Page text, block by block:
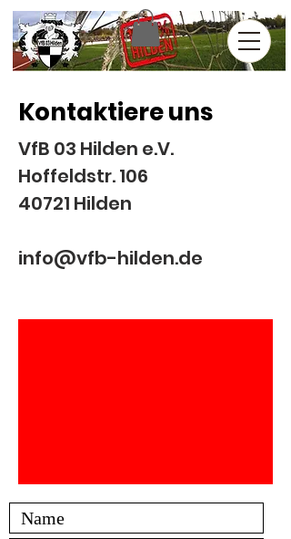
Kontaktiere uns
VfB 03 Hilden e.V.
Hoffeldstr. 106
40721 Hilden
info@vfb-hilden.de